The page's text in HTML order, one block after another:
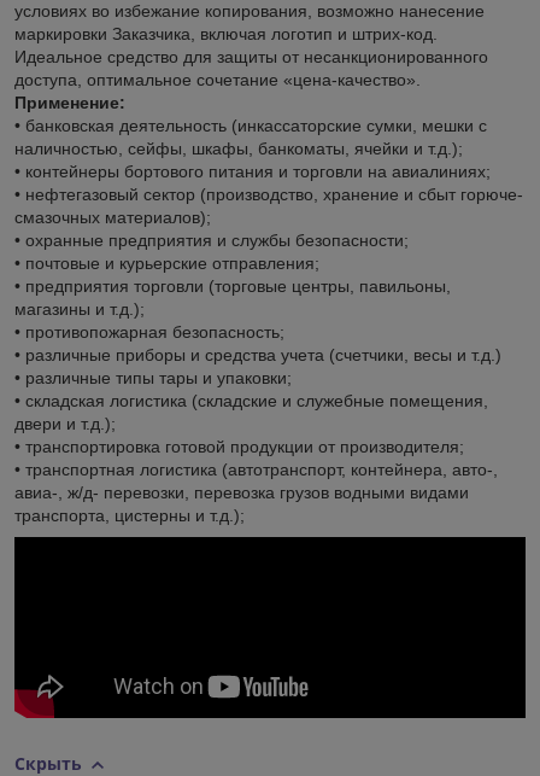
условиях во избежание копирования, возможно нанесение
маркировки Заказчика, включая логотип и штрих-код.
Идеальное средство для защиты от несанкционированного
доступа, оптимальное сочетание «цена-качество».
Применение:
• банковская деятельность (инкассаторские сумки, мешки с
наличностью, сейфы, шкафы, банкоматы, ячейки и т.д.);
• контейнеры бортового питания и торговли на авиалиниях;
• нефтегазовый сектор (производство, хранение и сбыт горюче-
смазочных материалов);
• охранные предприятия и службы безопасности;
• почтовые и курьерские отправления;
• предприятия торговли (торговые центры, павильоны,
магазины и т.д.);
• противопожарная безопасность;
• различные приборы и средства учета (счетчики, весы и т.д.)
• различные типы тары и упаковки;
• складская логистика (складские и служебные помещения,
двери и т.д.);
• транспортировка готовой продукции от производителя;
• транспортная логистика (автотранспорт, контейнера, авто-,
авиа-, ж/д- перевозки, перевозка грузов водными видами
транспорта, цистерны и т.д.);
Скрыть